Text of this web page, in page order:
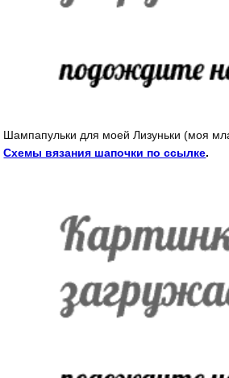
Шампапульки для моей Лизуньки (моя
Схемы вязания шапочки по ссылке.